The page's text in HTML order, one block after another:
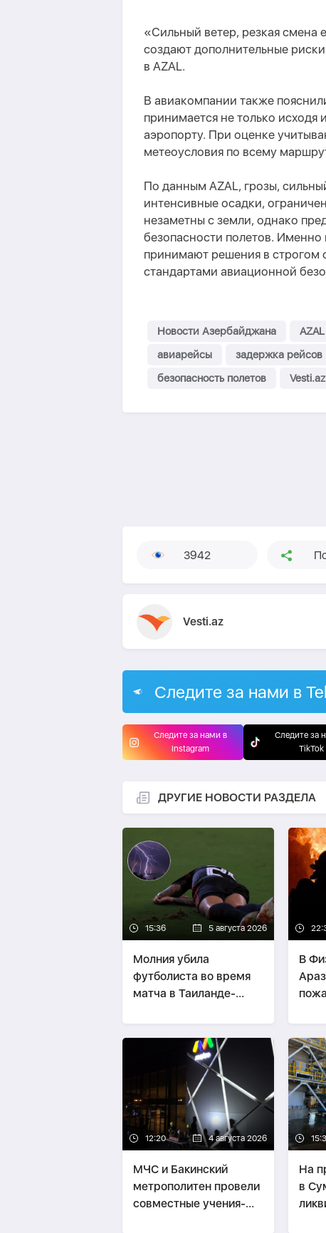
«Сильный ветер, резкая смена
создают дополнительные
в AZAL.
В авиакомпании также
принимается не только
аэропорту. При оценке
метеоусловия по всему
По данным AZAL, грозы,
интенсивные осадки,
незаметны с земли, однако
безопасности полетов.
принимают решения в строгом
стандартами авиационной
Новости Азербайджана AZAL
авиарейсы
задержка рейсов
безопасность полетов
Vesti.az
3942
Vesti.az
Следите за нами в
Следите за нами в
Instagram
Следите за
TikTok
ДРУГИЕ НОВОСТИ РАЗДЕЛА
15:36 5 августа 2026
Молния убила
футболиста во время
матча в Таиланде-
В
12:20 4 августа 2026
МЧС и Бакинский
метрополитен провели
совместные учения-
На
в